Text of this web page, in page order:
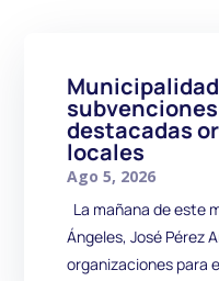
destacadas
locales
Ago 5, 2026
La mañana de este
Ángeles, José Pérez
organizaciones para